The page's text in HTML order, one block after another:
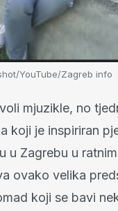
YouTube/Zagreb info
mjuzikle, no
koji je inspiriran
u Zagrebu u
ovako velika
koji se bavi